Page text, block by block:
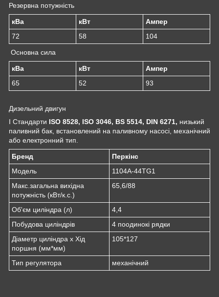
Резервна потужність
кВа кВт
Ампер
72
58 104
Основна сила
кВа кВт
Ампер
65
52 93
Дизельний двигун
I Стандарти ISO 8528, ISO 3046, BS 5514, DIN 6271, низький
паливний бак, встановлений на паливному насосі, механічний
або електронний тип.
Бренд
Перкінс
Модель
1104A-44TG1
Макс.загальна вихідна
потужність (кВт/к.с.)
65,6/88
Об'єм циліндра (л)
4,4
Побудова циліндрів
4 поодинокі рядки
Діаметр циліндра x Хід
поршня (мм*мм)
105*127
Тип регулятора механічний